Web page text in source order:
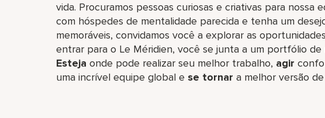
vida. Procuramos pessoas curiosas e criativas para nossa
com hóspedes de mentalidade parecida e tenha um
memoráveis, convidamos você a explorar as
entrar para o Le Méridien, você se junta a um portfólio
Esteja onde pode realizar seu melhor trabalho,​ agir
uma incrível equipe global​ e se tornar a melhor versão